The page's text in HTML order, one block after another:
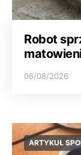
Robot
06/08/2026
ARTYKUŁ